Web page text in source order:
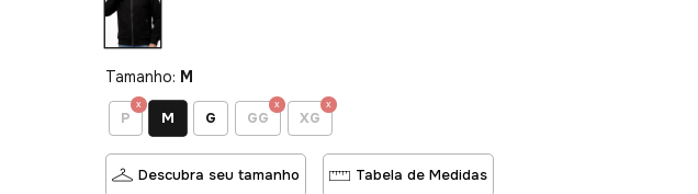
Tamanho: M
P M G GG XG
Descubra seu tamanho Tabela de Medidas